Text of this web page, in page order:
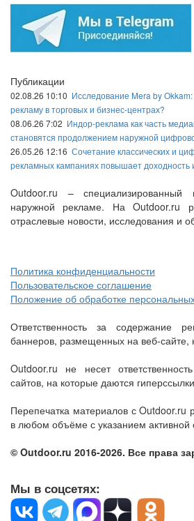
Публикации
02.08.26 10:10 Исследование Mera by
рекламу в торговых и бизнес-центрах?
08.06.26 7:02 Индор-реклама как часть
становятся продолжением наружной
26.05.26 12:16 Сочетание классических и
рекламных кампаниях повышает доходность
Outdoor.ru – специализированный
наружной рекламе. На Outdoor.ru
отраслевые новости, исследования и
Политика конфиденциальности
Пользовательское соглашение
Положение об обработке
Ответственность за содержание
баннеров, размещенных на веб-сайте,
Outdoor.ru не несет
сайтов, на которые даются
Перепечатка материалов с Outdoor.ru
в любом объёме с указанием активной
© Outdoor.ru 2016-2026. Все права
Мы в соцсетях: